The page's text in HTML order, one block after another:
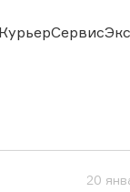
20